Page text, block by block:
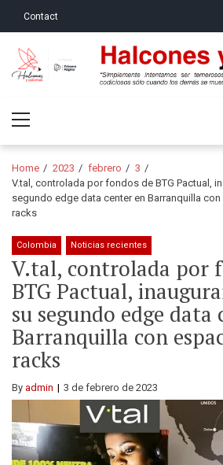
Contact
Halcones y
Menu
Home 2023 febrero
3
V.tal, controlada por fondos de BTG Pactual,
segundo edge data center en Barranquilla
racks
Colombia Noticias recientes
V.tal, controlada por
BTG Pactual,
su segundo edge data
Barranquilla con
racks
By admin 3 de febrero de 2023